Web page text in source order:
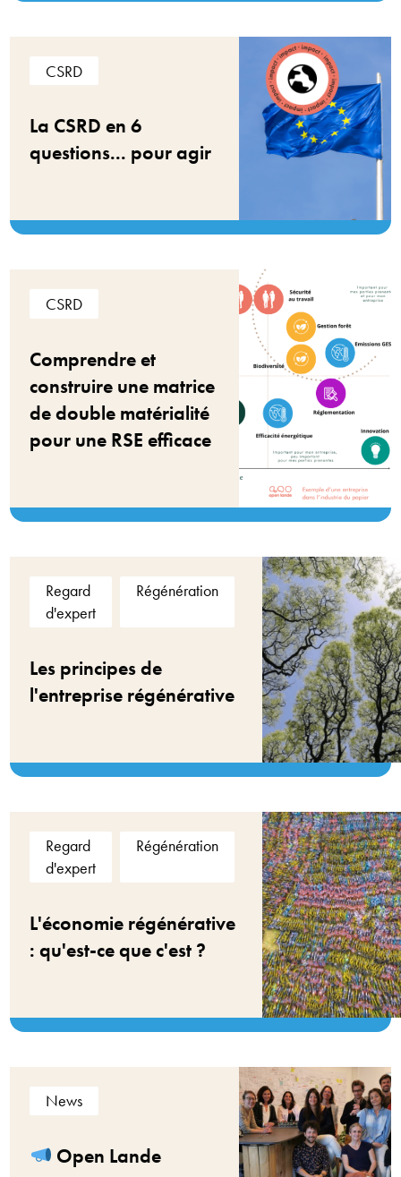
CSRD
La CSRD en 6
questions... pour agir
CSRD
Comprendre et
construire une matrice
de double matérialité
pour une RSE efficace
Regard
d'expert
Régénération
Les principes de
l'entreprise régénérative
Regard
d'expert
Régénération
L'économie régénérative
: qu'est-ce que c'est ?
News
Open Lande